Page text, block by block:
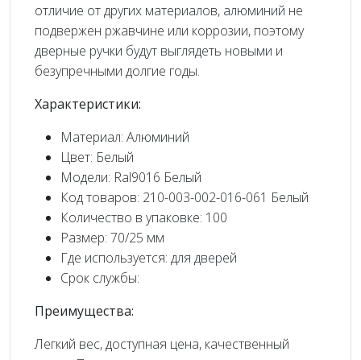
отличие от других материалов, алюминий не
подвержен ржавчине или коррозии, поэтому
дверные ручки будут выглядеть новыми и
безупречными долгие годы.
Характеристики:
Материал: Алюминий
Цвет: Белый
Модели: Ral9016 Белый
Код товаров: 210-003-002-016-061 Белый
Количество в упаковке: 100
Размер: 70/25 мм
Где используется: для дверей
Срок службы:
Преимущества:
Легкий вес, доступная цена, качественный